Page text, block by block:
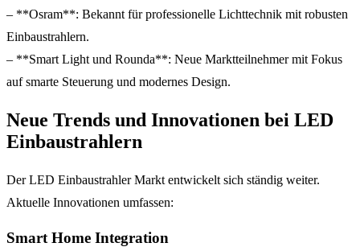
– **Osram**: Bekannt für professionelle Lichttechnik mit robusten
Einbaustrahlern.
– **Smart Light und Rounda**: Neue Marktteilnehmer mit Fokus
auf smarte Steuerung und modernes Design.
Neue Trends und Innovationen bei LED
Einbaustrahlern
Der LED Einbaustrahler Markt entwickelt sich ständig weiter.
Aktuelle Innovationen umfassen:
Smart Home Integration